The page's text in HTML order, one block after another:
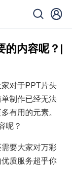
的内容呢？|
对于PPT片头
制作已经无法
有用的元素。
呢？
要大家对万彩
质服务超乎你